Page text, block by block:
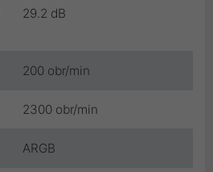
29.2 dB
200 obr/min
2300 obr/min
ARGB